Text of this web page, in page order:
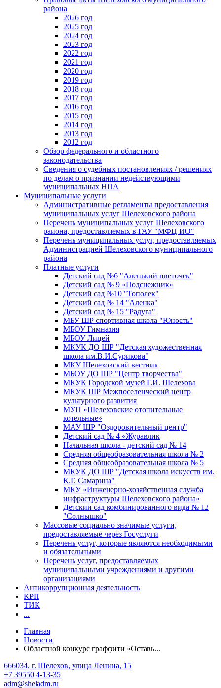
района
2026 год
2025 год
2024 год
2023 год
2022 год
2021 год
2020 год
2019 год
2018 год
2017 год
2016 год
2015 год
2014 год
2013 год
2012 год
Обзор федерального и областного
законодательства
Сведения о судебных постановлениях / решениях
по делам о признании недействующими
муниципальных НПА
Муниципальные услуги
Административные регламенты предоставления
муниципальных услуг Шелеховского района
Перечень муниципальных услуг Шелеховского
района, предоставляемых в ГАУ "МФЦ ИО"
Перечень муниципальных услуг, предоставляемых
Администрацией Шелеховского муниципального
района
Платные услуги
Детский сад №6 "Аленький цветочек"
Детский сад № 9 «Подснежник»
Детский сад №10 "Тополек"
Детский сад № 14 "Аленка"
Детский сад № 15 "Радуга"
МБУ ШР спортивная школа "Юность"
МБОУ Гимназия
МБОУ Лицей
МКУК ДО ШР "Детская художественная
школа им.В.И.Сурикова"
МКУ Шелеховский вестник
МБОУ ДО ШР "Центр творчества"
МКУК Городской музей Г.И. Шелехова
МКУК ШР Межпоселенческий центр
культурного развития
МУП «Шелеховские отопительные
котельные»
МАУ ШР "Оздоровительный центр"
Детский сад № 4 «Журавлик
Начальная школа - детский сад № 14
Средняя общеобразовательная школа № 2
Средняя общеобразовательная школа № 5
МКУК ДО ШР "Детская школа искусств им.
К.Г. Самарина"
МКУ «Инженерно-хозяйственная служба
инфраструктуры Шелеховского района»
Детский сад комбинированного вида № 12
"Солнышко"
Массовые социально значимые услуги,
предоставляемые через Госуслуги
Перечень услуг, которые являются необходимыми
и обязательными
Перечень услуг, предоставляемых
муниципальными учреждениями и другими
организациями
Антикоррупционная деятельность
КРП
ТИК
...
Главная
Новости
Областной конкурс граффити «Оставь...
666034, г. Шелехов, улица Ленина, 15
+7 39550 4-13-35
adm@sheladm.ru